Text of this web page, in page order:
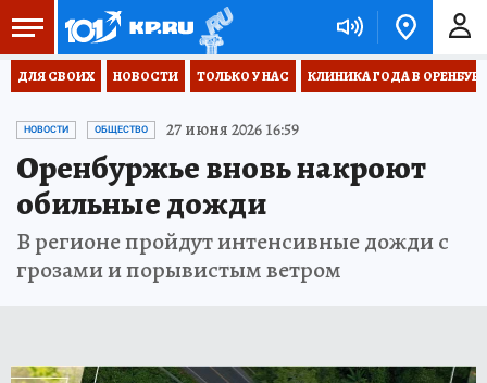
ДЛЯ СВОИХ НОВОСТИ ТОЛЬКО У НАС КЛИНИКА ГОДА В
НОВОСТИ ОБЩЕСТВО 27 июня 2026 16:59
Оренбуржье вновь накроют
обильные дожди
В регионе пройдут интенсивные дожди с
грозами и порывистым ветром